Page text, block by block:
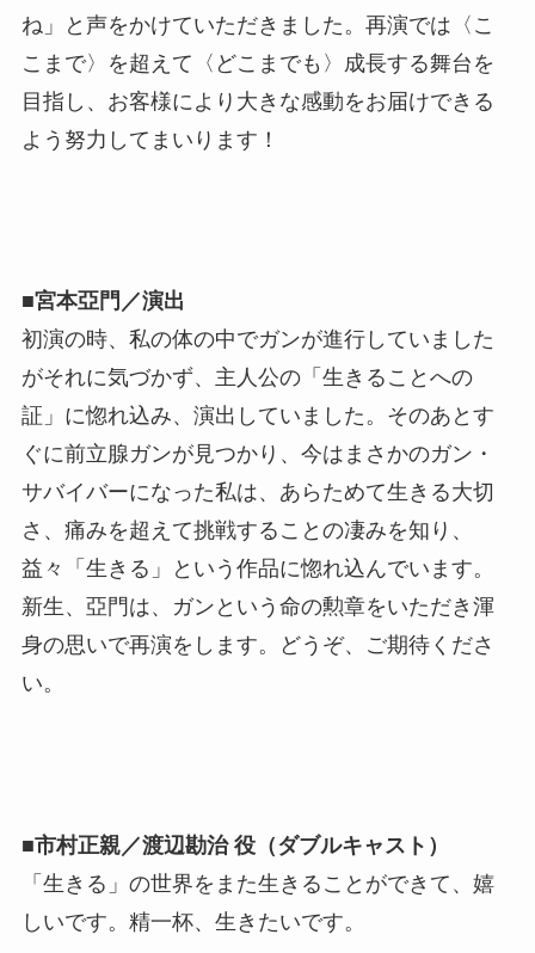
ね」と声をかけていただきました。再演では〈こ
こまで〉を超えて〈どこまでも〉成長する舞台を
目指し、お客様により大きな感動をお届けできる
よう努力してまいります！
■宮本亞門／演出
初演の時、私の体の中でガンが進行していました
がそれに気づかず、主人公の「生きることへの
証」に惚れ込み、演出していました。そのあとす
ぐに前立腺ガンが見つかり、今はまさかのガン・
サバイバーになった私は、あらためて生きる大切
さ、痛みを超えて挑戦することの凄みを知り、
益々「生きる」という作品に惚れ込んでいます。
新生、亞門は、ガンという命の勲章をいただき渾
身の思いで再演をします。どうぞ、ご期待くださ
い。
■市村正親／渡辺勘治 役（ダブルキャスト）
「生きる」の世界をまた生きることができて、嬉
しいです。精一杯、生きたいです。